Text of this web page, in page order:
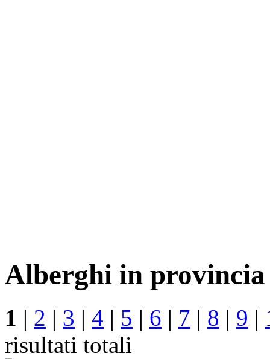
Alberghi in provincia
1 | 2 | 3 | 4 | 5 | 6 | 7 | 8 | 9 |
risultati totali